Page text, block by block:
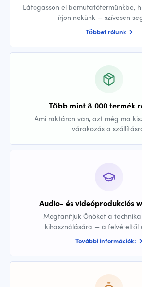
Látogasson el bemutatótermünkbe,
írjon nekünk — szívesen
Többet rólunk
Több mint 8 000 termék
Ami raktáron van, azt még ma
várakozás a
Audio- és videóprodukciós
Megtanítjuk Önöket a technika
kihasználására — a felvételtől
További információk: